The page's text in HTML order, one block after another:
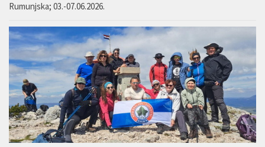
Rumunjska; 03.-07.06.2026.